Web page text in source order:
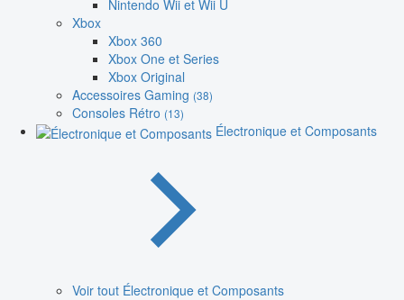
Nintendo Wii et Wii U
Xbox
Xbox 360
Xbox One et Series
Xbox Original
Accessoires Gaming (38)
Consoles Rétro (13)
Électronique et Composants
Voir tout Électronique et Composants